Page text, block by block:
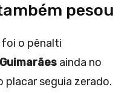
pesou
o pênalti
ainda no
placar seguia zerado.